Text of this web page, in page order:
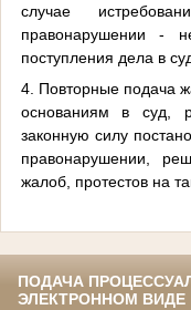
случае
правонарушении -
поступления дела в
4. Повторные подача
основаниям в суд,
законную силу
правонарушении,
жалоб, протестов на
ПОДАЧА
ЭЛЕКТРОННОМ ВИДЕ